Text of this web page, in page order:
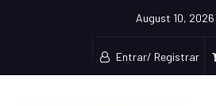
August 10, 2026
Entrar/ Registrar